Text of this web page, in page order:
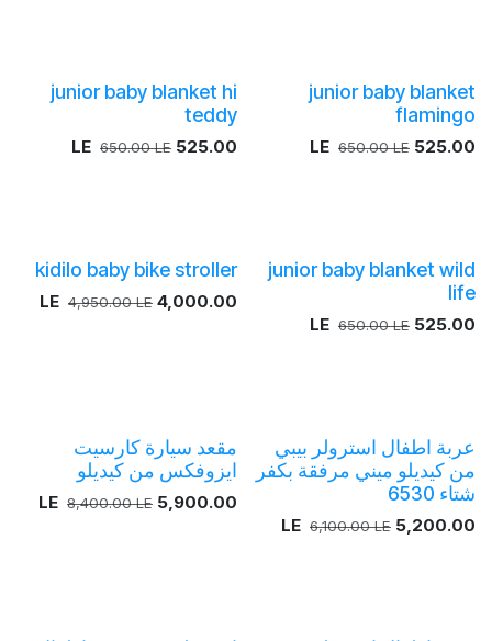
junior baby blanket
flamingo
525.00
650.00LE
junior baby blanket hi
teddy
525.00
650.00LE
junior baby blanket wild
life
525.00
650.00LE
kidilo baby bike stroller
4,000.00
LE
4,950.00LE
عربة اطفال استرولر بيبي
من كيديلو ميني مرفقة بكفر
شتاء 6530
5,200.00
6,100.00LE
مقعد سيارة كارسيت
ايزوفكس من كيديلو
5,900.00
8,400.00LE